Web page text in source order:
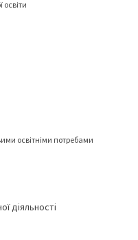
освіти
освітніми потребами
діяльності